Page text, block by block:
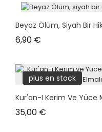
Beyaz Ölüm, Siyah Bir
6,90 €
plus en stock
Kur'an-I Kerim Ve Yüce
35,00 €